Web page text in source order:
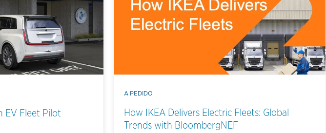
EV Fleet Pilot
A PEDIDO
How IKEA Delivers Electric Fleets: Global
Trends with BloombergNEF